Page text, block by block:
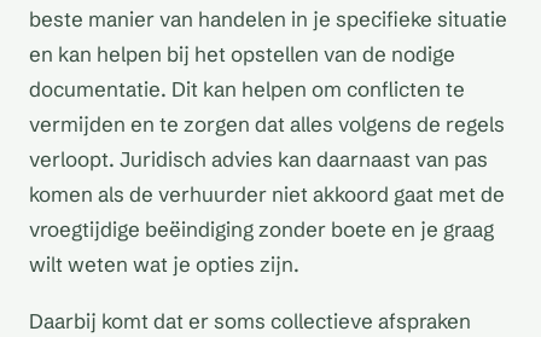
beste manier van handelen in je specifieke situatie
en kan helpen bij het opstellen van de nodige
documentatie. Dit kan helpen om conflicten te
vermijden en te zorgen dat alles volgens de regels
verloopt. Juridisch advies kan daarnaast van pas
komen als de verhuurder niet akkoord gaat met de
vroegtijdige beëindiging zonder boete en je graag
wilt weten wat je opties zijn.
Daarbij komt dat er soms collectieve afspraken